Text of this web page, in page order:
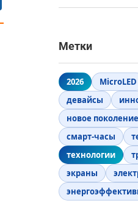
Метки
2026 MicroLED
девайсы
новое поколение
смарт-часы
технологии
экраны